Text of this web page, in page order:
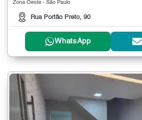
Zona Oeste - São Paulo
Rua Portão Preto, 90
WhatsApp